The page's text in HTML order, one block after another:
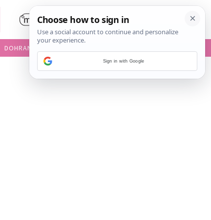
DOHRANA
Sign in with Google